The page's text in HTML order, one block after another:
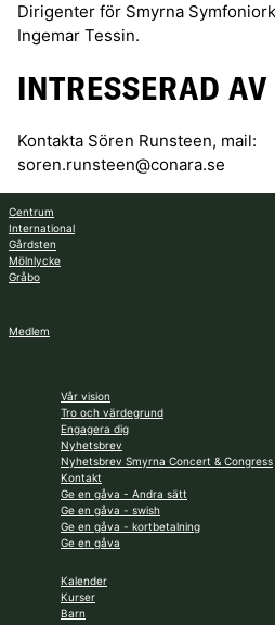
Dirigenter för Smyrna
Ingemar Tessin.
INTRESSERAD
Kontakta Sören Runsteen, mail:
soren.runsteen@conara.se
Centrum
International
Gårdsten
Mölnlycke
Gråbo
Medlem
Vår vision
Tro och värdegrund
Engagera dig
Nyhetsbrev
Nyhetsbrev Smyrna Concert & Congress
Kontakt
Ge en gåva - Andra sätt
Ge en gåva - swish
Ge en gåva - kortbetalning
Ge en gåva
Kalender
Kurser
Barn